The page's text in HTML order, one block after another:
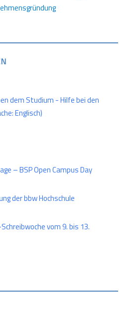
dem Studium - Hilfe bei den
Englisch)
– BSP Open Campus Day
der bbw Hochschule
vom 9. bis 13.